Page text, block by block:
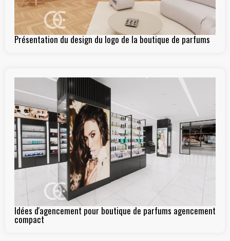
Présentation du design du logo de la boutique de parfums
Idées d'agencement pour boutique de parfums agencement
compact